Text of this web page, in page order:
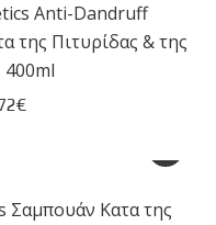
10,04€.
Anti-Dandruff
της Πιτυρίδας & της
400ml
€Η
Σαμπουάν Kατα της